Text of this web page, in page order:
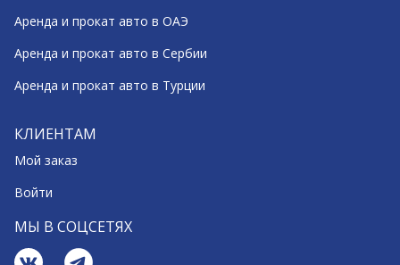
Аренда и прокат авто в ОАЭ
Аренда и прокат авто в Сербии
Аренда и прокат авто в Турции
КЛИЕНТАМ
Мой заказ
Войти
МЫ В СОЦСЕТЯХ